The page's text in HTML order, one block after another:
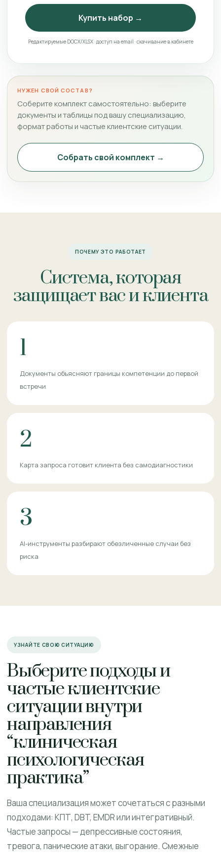
Купить набор →
Редактируемые DOCX/XLSX · доступ на email · скачивание в кабинете
НУЖЕН СВОЙ СОСТАВ?
Соберите комплект самостоятельно: выберите
документы и таблицы под вашу специализацию,
формат работы и частые клиентские ситуации.
Собрать свой комплект →
ПОЧЕМУ ЭТО РАБОТАЕТ
Система, которая
защищает вас и клиента
1
Документы объясняют границы компетенции до первой
встречи
2
Карта запроса готовит клиента без самодиагностики
3
AI-инструменты разбирают обезличенные случаи без
риска
УЗНАЙТЕ СВОЮ СИТУАЦИЮ
Выберите подходы и
частые клиентские
ситуации внутри
направления
“клиническая
психологическая
практика”
Ваша специализация может сочетаться с разными
подходами: КПТ, DBT, EMDR или интегративный.
Частые запросы — депрессивные состояния,
тревога, панические атаки, выгорание. Смежные